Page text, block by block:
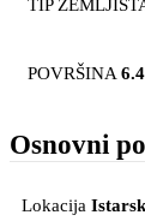
TIP
POVRŠINA
Osnovni
Lokacija